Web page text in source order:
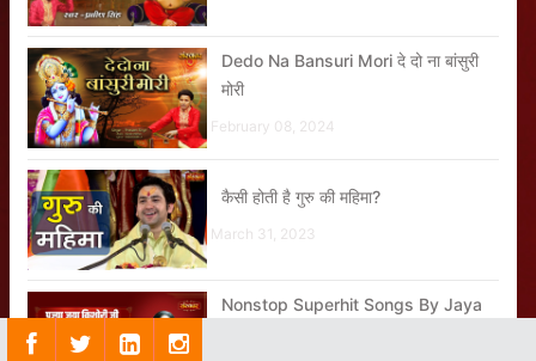
Dedo Na Bansuri Mori दे दो ना बांसुरी
मोरी
February 08, 2024
कैसी होती है गुरु की महिमा?
March 31, 2023
Nonstop Superhit Songs By Jaya